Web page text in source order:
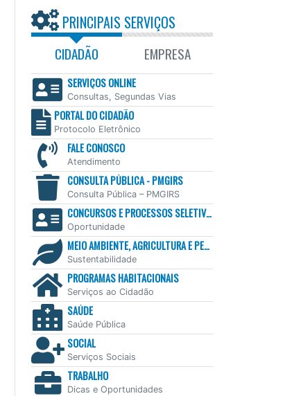
PRINCIPAIS SERVIÇOS
CIDADÃO EMPRESA
SERVIÇOS ONLINE
Consultas, Segundas Vias
PORTAL DO CIDADÃO
Protocolo Eletrônico
FALE CONOSCO
Atendimento
CONSULTA PÚBLICA - PMGIRS
Consulta Pública – PMGIRS
CONCURSOS E PROCESSOS SELETIVOS
Oportunidade
MEIO AMBIENTE, AGRICULTURA E PESCA
Sustentabilidade
PROGRAMAS HABITACIONAIS
Serviços ao Cidadão
SAÚDE
Saúde Pública
SOCIAL
Serviços Sociais
TRABALHO
Dicas e Oportunidades